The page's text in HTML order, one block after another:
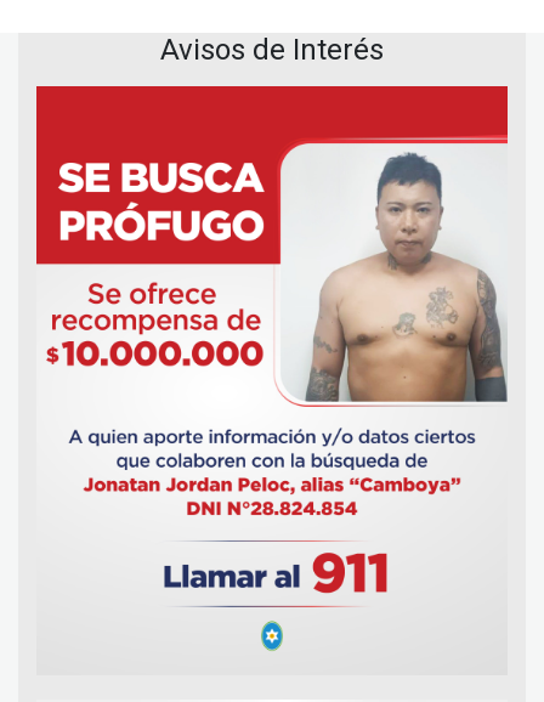
Avisos de Interés